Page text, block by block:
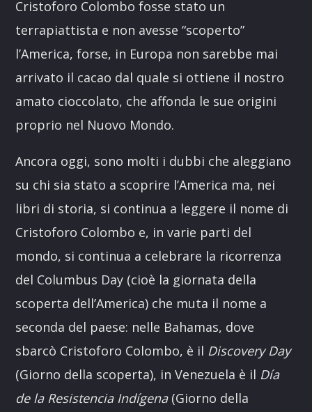
Cristoforo Colombo fosse stato un
terrapiattista e non avesse “scoperto”
l’America, forse, in Europa non sarebbe mai
arrivato il cacao dal quale si ottiene il nostro
amato cioccolato, che affonda le sue origini
proprio nel Nuovo Mondo.
Ancora oggi, sono molti i dubbi che aleggiano
su chi sia stato a scoprire l’America ma, nei
libri di storia, si continua a leggere il nome di
Cristoforo Colombo e, in varie parti del
mondo, si continua a celebrare la ricorrenza
del Columbus Day (cioè la giornata della
scoperta dell’America) che muta il nome a
seconda del paese: nelle Bahamas, dove
sbarcò Cristoforo Colombo, è il Discovery Day
(Giorno della scoperta), in Venezuela è il Día
de la Resistencia Indígena(Giorno della